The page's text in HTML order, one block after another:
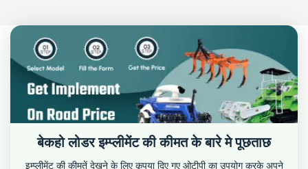
बेकहो लोडर इम्प्लीमेंट की कीमत के बारे मे पूछताछ
इम्प्लीमेंट की कीमतें देखने के लिए कृपया दिए गए ओटीपी का उपयोग करके अपने